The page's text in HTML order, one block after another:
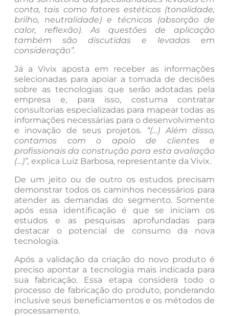
conta, tais como fatores estéticos (tonalidade,
brilho, neutralidade) e técnicos (absorção de
calor, reflexão). As questões de aplicação
também são discutidas e levadas em
consideração”.
Já a Vivix aposta em receber as informações
selecionadas para apoiar a tomada de decisões
sobre as tecnologias que serão adotadas pela
empresa e, para isso, costuma contratar
consultorias especializadas para mapear todas as
informações necessárias para o desenvolvimento
e inovação de seus projetos. “(…) Além disso,
contamos com o apoio de clientes e
profissionais da construção para esta avaliação
(…)”, explica Luiz Barbosa, representante da Vivix.
De um jeito ou de outro os estudos precisam
demonstrar todos os caminhos necessários para
atender as demandas do segmento. Somente
após essa identificação é que se iniciam os
estudos e as pesquisas aprofundadas para
destacar o potencial de consumo da nova
tecnologia.
Após a validação da criação do novo produto é
preciso apontar a tecnologia mais indicada para
sua fabricação. Essa etapa considera todo o
processo de fabricação do produto, ponderando
inclusive seus beneficiamentos e os métodos de
processamento.